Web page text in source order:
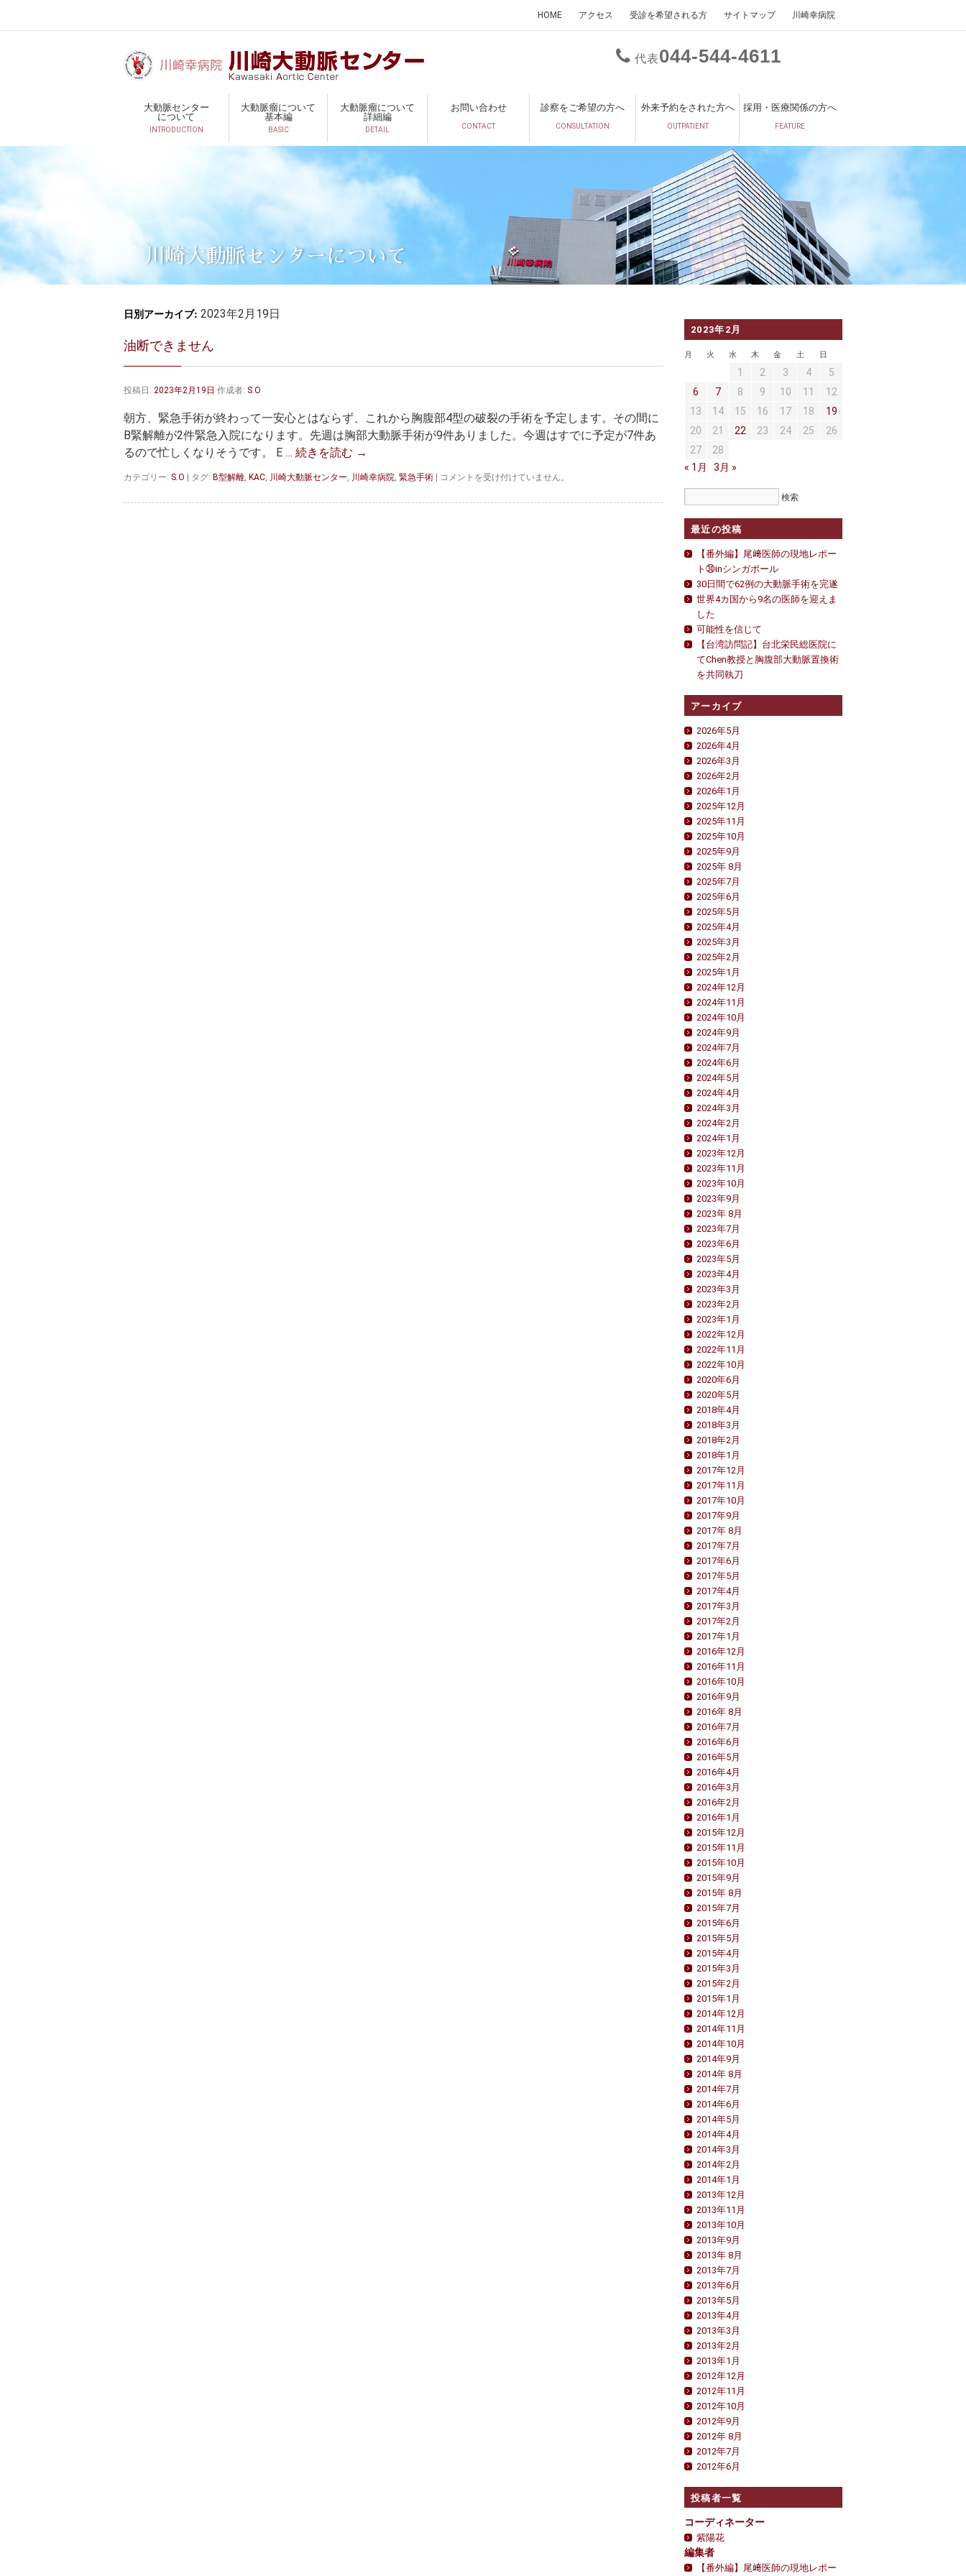
HOME アクセス 受診を希望される方 サイトマップ 川崎幸病院
代表044 544 4611
大動脈センター
について
INTRODUCTION
大動脈瘤について
基本編
BASIC
大動脈瘤について
詳細編
DETAIL
お問い合わせ
CONTACT
診察をご希望の方へ
CONSULTATION
外来予約をされた方へ
OUTPATIENT
採用・医療関係の方へ
FEATURE
川崎大動脈センターについて
日別アーカイブ: 2023年2月19日
油断できません
投稿日: 2023年2月19日 作成者: S.O
朝方、緊急手術が終わって一安心とはならず、これから胸腹部4型の破裂の手術を予定します。その間に
B緊解離が2件緊急入院になります。先週は胸部大動脈手術が9件ありました。今週はすでに予定が7件あ
るので忙しくなりそうです。 E … 続きを読む →
カテゴリー: S.O タグ: B型解離, KAC, 川崎大動脈センター, 川崎幸病院, 緊急手術
油
で
コメントを受け付けていません。
2023年2月
月 火 水 木 金 土 日
1 2 3 4
5
6
7 8 9 10 11
12
13
14 15 16 17 18
19
20
21 22 23 24 25
26
27
28
« 1月
3月 »
最近の投稿
【番外編】尾﨑医師の現地レポー
ト㉚inシンガポール
30日間で62例の大動脈手術を完遂
世界4カ国から9名の医師を迎えま
した
可能性を信じて
【台湾訪問記】台北栄民総医院に
てChen教授と胸腹部大動脈置換術
を共同執刀
アーカイブ
2026年5月
2026年4月
2026年3月
2026年2月
2026年1月
2025年12月
2025年11月
2025年10月
2025年9月
2025年 8月
2025年7月
2025年6月
2025年5月
2025年4月
2025年3月
2025年2月
2025年1月
2024年12月
2024年11月
2024年10月
2024年9月
2024年7月
2024年6月
2024年5月
2024年4月
2024年3月
2024年2月
2024年1月
2023年12月
2023年11月
2023年10月
2023年9月
2023年 8月
2023年7月
2023年6月
2023年5月
2023年4月
2023年3月
2023年2月
2023年1月
2022年12月
2022年11月
2022年10月
2020年6月
2020年5月
2018年4月
2018年3月
2018年2月
2018年1月
2017年12月
2017年11月
2017年10月
2017年9月
2017年 8月
2017年7月
2017年6月
2017年5月
2017年4月
2017年3月
2017年2月
2017年1月
2016年12月
2016年11月
2016年10月
2016年9月
2016年 8月
2016年7月
2016年6月
2016年5月
2016年4月
2016年3月
2016年2月
2016年1月
2015年12月
2015年11月
2015年10月
2015年9月
2015年 8月
2015年7月
2015年6月
2015年5月
2015年4月
2015年3月
2015年2月
2015年1月
2014年12月
2014年11月
2014年10月
2014年9月
2014年 8月
2014年7月
2014年6月
2014年5月
2014年4月
2014年3月
2014年2月
2014年1月
2013年12月
2013年11月
2013年10月
2013年9月
2013年 8月
2013年7月
2013年6月
2013年5月
2013年4月
2013年3月
2013年2月
2013年1月
2012年12月
2012年11月
2012年10月
2012年9月
2012年 8月
2012年7月
2012年6月
投稿者一覧
コーディネーター
紫陽花
編集者
【番外編】尾﨑医師の現地レポー